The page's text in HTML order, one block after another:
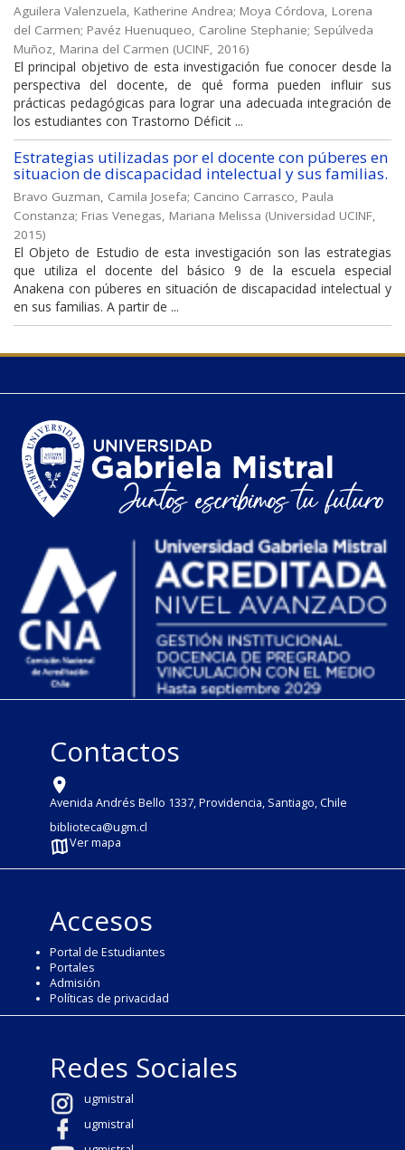
Aguilera Valenzuela, Katherine Andrea; Moya Córdova, Lorena
del Carmen; Pavéz Huenuqueo, Caroline Stephanie; Sepúlveda
Muñoz, Marina del Carmen (UCINF, 2016)
El principal objetivo de esta investigación fue conocer desde la
perspectiva del docente, de qué forma pueden influir sus
prácticas pedagógicas para lograr una adecuada integración de
los estudiantes con Trastorno Déficit ...
Estrategias utilizadas por el docente con púberes en
situacion de discapacidad intelectual y sus familias.
Bravo Guzman, Camila Josefa; Cancino Carrasco, Paula
Constanza; Frias Venegas, Mariana Melissa (Universidad UCINF,
2015)
El Objeto de Estudio de esta investigación son las estrategias
que utiliza el docente del básico 9 de la escuela especial
Anakena con púberes en situación de discapacidad intelectual y
en sus familias. A partir de ...
Contactos
Avenida Andrés Bello 1337, Providencia, Santiago, Chile
biblioteca@ugm.cl
Ver mapa
Accesos
Portal de Estudiantes
Portales
Admisión
Políticas de privacidad
Redes Sociales
ugmistral
ugmistral